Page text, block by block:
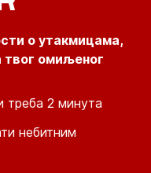
о утакмицама,
омиљеног
треба 2 минута
небитним